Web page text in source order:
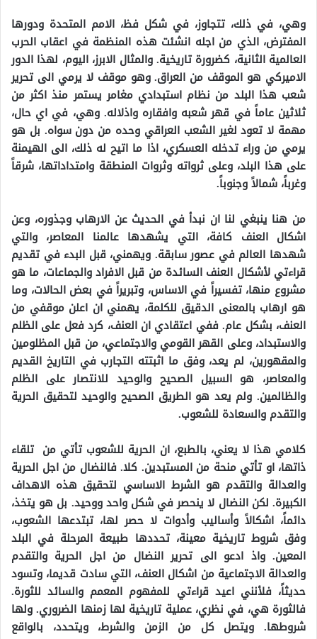
وهي، في ذلك، تتجاوز، في شكل فظ، الامم المتحدة ودورها
المفترض، الذي من اجله انشئت هذه المنظمة في اعقاب الحرب
العالمية الثانية، كضرورة تاريخية. والمثال الابرز، اليوم، لهذا الدور
الاميركي هو الموقف من العراق. وهو موقف لا يرمي الى تحرير
شعب هذا البلد من نظام استبدادي مغامر يستمر منذ اكثر من
ثلاثين عاماً في قهر شعبه وافقاره واذلاله. وهي، في اي حال،
مهمة لا تعود لغير الشعب العراقي وحده من دون سواه. بل هو
يرمي من وراء تدخله العسكري، اذا ما اتيح له ذلك، الى الهيمنة
على هذا البلد، وعلى ثرواته وثروات المنطقة وامتداداتها، شرقاً
وغرباً، شمالاً وجنوباً.
من هنا ينبغي لنا ان نبدأ في الحديث عن الارهاب وجذوره، وعن
اشكال العنف كافة، التي يشهدها عالمنا المعاصر، والتي
شهدها العالم في عصور سابقة. ويهمني، قبل البدء في تقديم
قراءتي لأشكال العنف السائدة من قبل الافراد والجماعات، ما هو
مشروع منها، تفسيراً في الاساس، وتبريراً في بعض الحالات، وما
هو ارهاب بالمعنى الدقيق للكلمة، يهمني ان اعلن موقفي من
العنف، بشكل عام. ففي اعتقادي ان العنف، كرد فعل على الظلم
والاستبداد، وعلى القهر القومي والاجتماعي، من قبل المظلومين
والمقهورين، لم يعد، وفق ما اثبتته التجارب في التاريخ القديم
والمعاصر، هو السبيل الصحيح والوحيد للانتصار على الظلم
والظالمين. ولم يعد هو الطريق الصحيح والوحيد لتحقيق الحرية
والتقدم والسعادة للشعوب.
كلامي هذا لا يعني، بالطبع، ان الحرية للشعوب تأتي من تلقاء
ذاتها، او تأتي منحة من المستبدين. كلا. فالنضال من اجل الحرية
والعدالة والتقدم هو الشرط الاساسي لتحقيق هذه الاهداف
الكبيرة. لكن النضال لا ينحصر في شكل واحد ووحيد. بل هو يتخذ،
دائماً، اشكالاً وأساليب وأدوات لا حصر لها، تبتدعها الشعوب،
وفق شروط تاريخية معينة، تحددها طبيعة المرحلة في البلد
المعين. واذ ادعو الى تحرير النضال من اجل الحرية والتقدم
والعدالة الاجتماعية من اشكال العنف، التي سادت قديما، وتسود
حديثاً، فلأنني اعيد قراءتي للمفهوم المعمم والسائد للثورة.
فالثورة هي، في نظري، عملية تاريخية لها زمنها الضروري. ولها
شروطها. ويتصل كل من الزمن والشرط، ويتحدد، بالواقع